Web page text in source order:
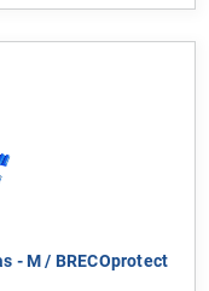
- M / BRECOprotect